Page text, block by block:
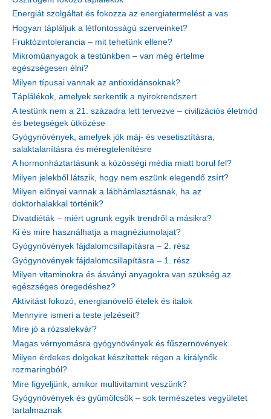
Energiát szolgáltat és fokozza az energiatermelést a vas
Hogyan tápláljuk a létfontosságú szerveinket?
Fruktózintolerancia – mit tehetünk ellene?
Mikroműanyagok a testünkben – van még értelme
egészségesen élni?
Milyen típusai vannak az antioxidánsoknak?
Táplálékok, amelyek serkentik a nyirokrendszert
A testünk nem a 21. századra lett tervezve – civilizációs életmód
és betegségek ütközése
Gyógynövények, amelyek jók máj- és vesetisztításra,
salaktalanításra és méregtelenítésre
A hormonháztartásunk a közösségi média miatt borul fel?
Milyen jelekből látszik, hogy nem eszünk elegendő zsírt?
Milyen előnyei vannak a lábhámlasztásnak, ha az
doktorhalakkal történik?
Divatdiéták – miért ugrunk egyik trendről a másikra?
Ki és mire használhatja a magnéziumolajat?
Gyógynövények fájdalomcsillapításra – 2. rész
Gyógynövények fájdalomcsillapításra – 1. rész
Milyen vitaminokra és ásványi anyagokra van szükség az
egészséges öregedéshez?
Aktivitást fokozó, energianövelő ételek és italok
Mennyire ismeri a teste jelzéseit?
Mire jó a rózsalekvár?
Magas vérnyomásra gyógynövények és fűszernövények
Milyen érdekes dolgokat készítettek régen a királynők
rozmaringból?
Mire figyeljünk, amikor multivitamint veszünk?
Gyógynövények és gyümölcsök – sok természetes vegyületet
tartalmaznak